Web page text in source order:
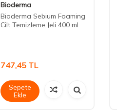
Bioderma
Bioderma Sebium Foaming
Cilt Temizleme Jeli 400 ml
747,45 TL
Sepete
Ekle